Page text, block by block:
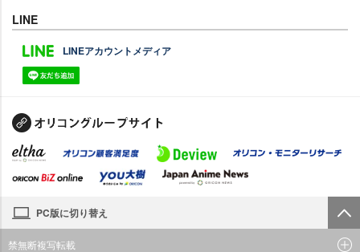
LINE
LINEアカウントメディア
PC版に切り替え
禁無断複写転載